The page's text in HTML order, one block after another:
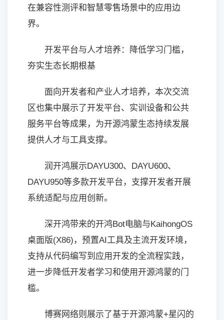
在兼容性测评和智慧零售场景中的应用边
界。
开发平台与人才培养：降低学习门槛，
夯实生态长期根基
面向开发者和产业人才培养，本次交流
区也集中展示了开发平台、实训设备和公共
服务平台等成果，为开源鸿蒙生态持续发展
提供人才与工具支撑。
润开鸿展示DAYU300、DAYU600、
DAYU950等多款开发平台，支撑开发者开展
系统适配与应用创新。
深开鸿带来的开鸿Bot电脑与KaihongOS
桌面版(X86)，预置AI工具及主流开发环境，
支持从代码编写到应用开发的全流程实践，
进一步降低开发者学习和使用开源鸿蒙的门
槛。
博赛网络则展示了基于开源鸿蒙+星闪的